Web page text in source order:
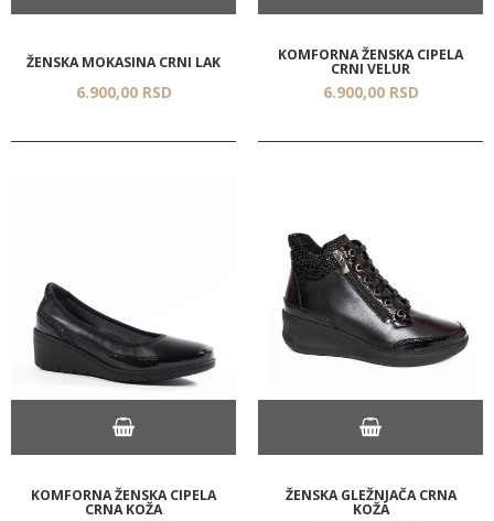
ŽENSKA MOKASINA CRNI LAK
6.900,00 RSD
KOMFORNA ŽENSKA CIPELA
CRNI VELUR
6.900,00 RSD
KOMFORNA ŽENSKA CIPELA
CRNA KOŽA
ŽENSKA GLEŽNJAČA CRNA
KOŽA